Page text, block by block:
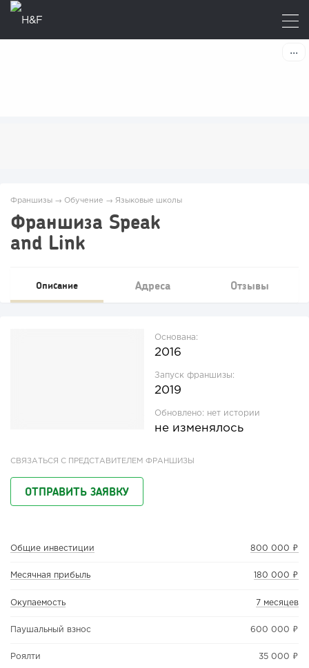
Франшизы → Обучение → Языковые школы
Франшиза Speak
and Link
Описание Адреса Отзывы
Основана:
2016
Запуск франшизы:
2019
Обновлено: нет истории
не изменялось
СВЯЗАТЬСЯ С ПРЕДСТАВИТЕЛЕМ ФРАНШИЗЫ
ОТПРАВИТЬ ЗАЯВКУ
Общие инвестиции 800 000 ₽
Месячная прибыль 180 000 ₽
Окупаемость 7 месяцев
Паушальный взнос 600 000 ₽
Роялти 35 000 ₽